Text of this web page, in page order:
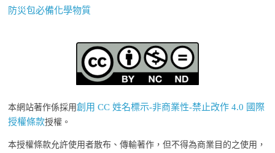
防災包必備化學物質
本網站著作係採用創用 CC 姓名標示-非商業性-禁止改作 4.0 國際
授權條款授權。
本授權條款允許使用者散布、傳輸著作，但不得為商業目的之使用，